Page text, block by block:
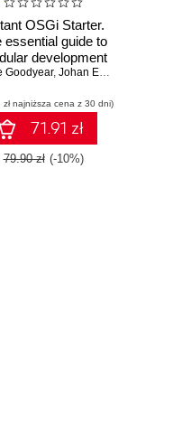
Elserngawy ,Yrineu Rodrigues
OSGi Starter.
essential guide to
development
with OSGi
Goodyear, Johan Edstrom
zł najniższa cena z 30 dni)
71.91 zł
79.90 zł (-10%)